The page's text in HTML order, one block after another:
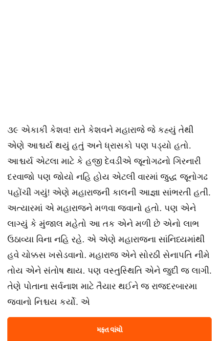
૩૯ એકાકી કેશવ! રાતે કેશવને મહારાજે જે કહ્યું તેથી
એણે આશ્ચર્ય થયું હતું અને ધ્રાસકો પણ પડ્યો હતો.
આશ્ચર્ય એટલા માટે કે હજી દેવડીએ જૂનોગઢનો ગિરનારી
દરવાજો પણ જોયો નહિ હોય એટલી વારમાં જુદ્ધ જૂનોગઢ
પહોંચી ગયું! એણે મહારાજની કાલની આજ્ઞા સાંભરતી હતી.
અત્યારમાં એ મહારાજને મળવા જવાનો હતો. પણ એને
લાગ્યું કે મુંજાલ મહેતો આ તક એને મળી છે એનો લાભ
ઉઠાવ્યા વિના નહિ રહે. એ એણે મહારાજના સાંનિધ્યમાંથી
હવે ચોક્કસ ખસેડવાનો. મહારાજ એને સોરઠી સેનાપતિ નીમે
તોય એને સંતોષ થાય. પણ વસ્તુસ્થિતિ એને જુદી જ લાગી.
તેણે પોતાના સર્વનાશ માટે તૈયાર થઈને જ રાજદરબારમા
જવાનો નિશ્ચય કર્યો. એ
મફત વાંચો